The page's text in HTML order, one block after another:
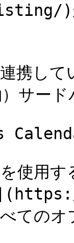
)
携し
サード
使用
ての